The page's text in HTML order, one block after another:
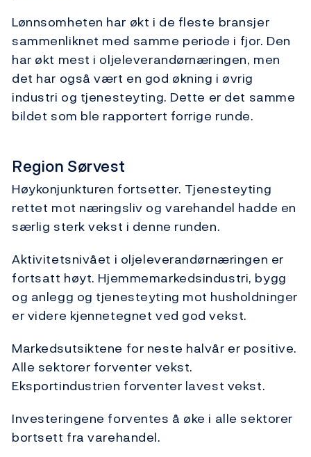
Lønnsomheten har økt i de fleste bransjer
sammenliknet med samme periode i fjor. Den
har økt mest i oljeleverandørnæringen, men
det har også vært en god økning i øvrig
industri og tjenesteyting. Dette er det samme
bildet som ble rapportert forrige runde.
Region Sørvest
Høykonjunkturen fortsetter. Tjenesteyting
rettet mot næringsliv og varehandel hadde en
særlig sterk vekst i denne runden.
Aktivitetsnivået i oljeleverandørnæringen er
fortsatt høyt. Hjemmemarkedsindustri, bygg
og anlegg og tjenesteyting mot husholdninger
er videre kjennetegnet ved god vekst.
Markedsutsiktene for neste halvår er positive.
Alle sektorer forventer vekst.
Eksportindustrien forventer lavest vekst.
Investeringene forventes å øke i alle sektorer
bortsett fra varehandel.